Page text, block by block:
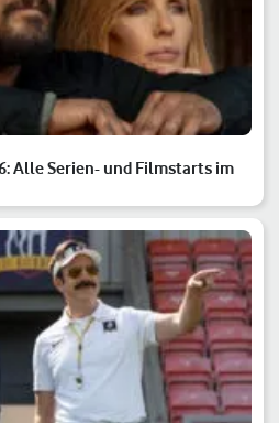
Alle Serien- und Filmstarts im